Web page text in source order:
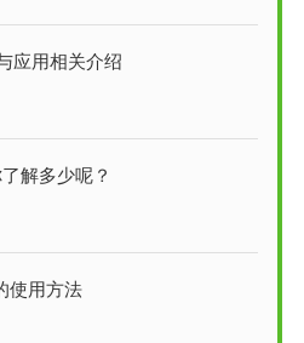
应用相关介绍
解多少呢？
使用方法